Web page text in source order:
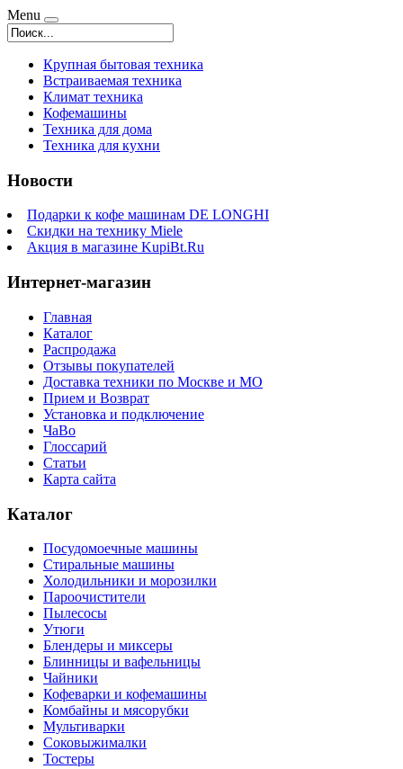
Menu
Крупная бытовая техника
Встраиваемая техника
Климат техника
Кофемашины
Техника для дома
Техника для кухни
Новости
Подарки к кофе машинам DE LONGHI
Скидки на технику Miele
Акция в магазине KupiBt.Ru
Интернет-магазин
Главная
Каталог
Распродажа
Отзывы покупателей
Доставка техники по Москве и МО
Прием и Возврат
Установка и подключение
ЧаВо
Глоссарий
Статьи
Карта сайта
Каталог
Посудомоечные машины
Стиральные машины
Холодильники и морозилки
Пароочистители
Пылесосы
Утюги
Блендеры и миксеры
Блинницы и вафельницы
Чайники
Кофеварки и кофемашины
Комбайны и мясорубки
Мультиварки
Соковыжималки
Тостеры